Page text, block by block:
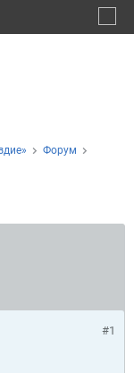
Форум
#1